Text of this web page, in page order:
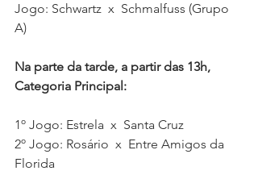
Jogo: Schwartz  x  Schmalfuss (Grupo
A)
Na parte da tarde, a partir das 13h,
Categoria Principal:
1º Jogo: Estrela  x  Santa Cruz
2º Jogo: Rosário  x  Entre Amigos da
Florida